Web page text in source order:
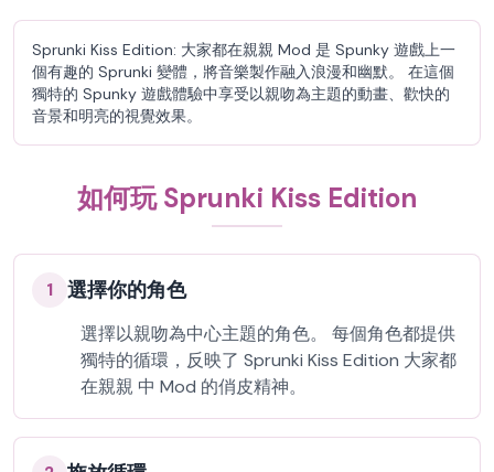
Sprunki Kiss Edition: 大家都在親親 Mod 是 Spunky 遊戲上一
個有趣的 Sprunki 變體，將音樂製作融入浪漫和幽默。 在這個
獨特的 Spunky 遊戲體驗中享受以親吻為主題的動畫、歡快的
音景和明亮的視覺效果。
如何玩 Sprunki Kiss Edition
1 選擇你的角色
選擇以親吻為中心主題的角色。 每個角色都提供
獨特的循環，反映了 Sprunki Kiss Edition 大家都
在親親 中 Mod 的俏皮精神。